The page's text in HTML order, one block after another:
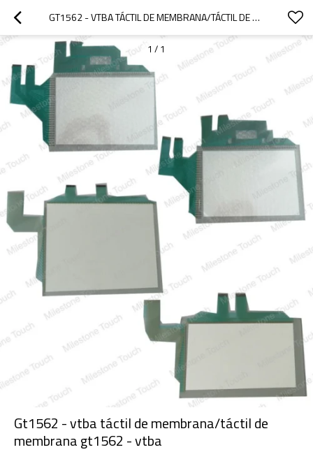
GT1562 - VTBA TÁCTIL DE MEMBRANA/TÁCTIL DE MEMBRANA GT1562 - VTBA
1 / 1
Gt1562 - vtba táctil de membrana/táctil de
membrana gt1562 - vtba